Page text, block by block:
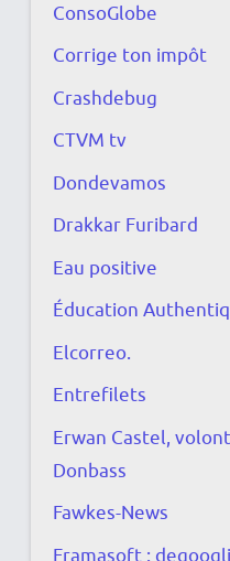
ConsoGlobe
Corrige ton impôt
Crashdebug
CTVM tv
Dondevamos
Drakkar Furibard
Eau positive
Éducation
Elcorreo.
Entrefilets
Erwan Castel,
Donbass
Fawkes-News
Framasoft :